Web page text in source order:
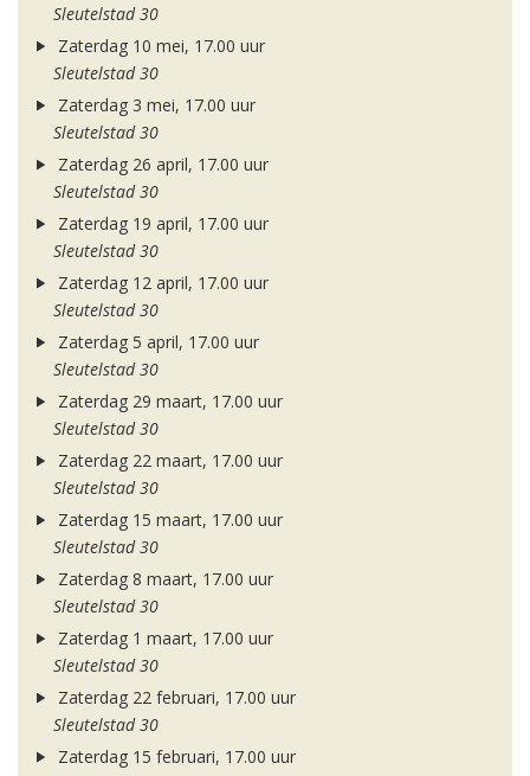
Sleutelstad 30
Zaterdag 10 mei, 17.00 uur
Sleutelstad 30
Zaterdag 3 mei, 17.00 uur
Sleutelstad 30
Zaterdag 26 april, 17.00 uur
Sleutelstad 30
Zaterdag 19 april, 17.00 uur
Sleutelstad 30
Zaterdag 12 april, 17.00 uur
Sleutelstad 30
Zaterdag 5 april, 17.00 uur
Sleutelstad 30
Zaterdag 29 maart, 17.00 uur
Sleutelstad 30
Zaterdag 22 maart, 17.00 uur
Sleutelstad 30
Zaterdag 15 maart, 17.00 uur
Sleutelstad 30
Zaterdag 8 maart, 17.00 uur
Sleutelstad 30
Zaterdag 1 maart, 17.00 uur
Sleutelstad 30
Zaterdag 22 februari, 17.00 uur
Sleutelstad 30
Zaterdag 15 februari, 17.00 uur